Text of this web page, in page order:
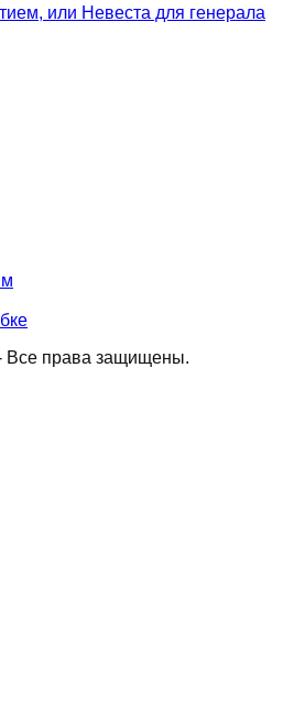
или Невеста для генерала
Все права защищены.